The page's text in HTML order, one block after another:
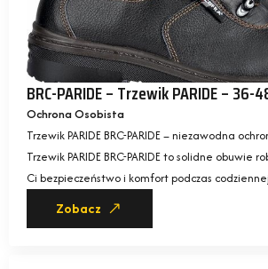
BRC-PARIDE – Trzewik PARIDE – 36-
Ochrona Osobista
Trzewik PARIDE BRC-PARIDE – niezawodna
Trzewik PARIDE BRC-PARIDE to solidne obuwie
Ci bezpieczeństwo i komfort podczas
Zobacz